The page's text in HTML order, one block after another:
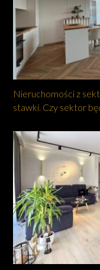
Nieruchomości z
stawki. Czy sektor